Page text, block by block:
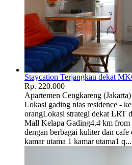
Staycation Terjangkau dekat
Rp. 220.000
Apartemen Cengkareng (Jakarta)
Lokasi gading nias residence -
orangLokasi strategi dekat
Mall Kelapa Gading4.4 km
dengan berbagai kuliter dan
kamar utama 1 kamar utama1 q...